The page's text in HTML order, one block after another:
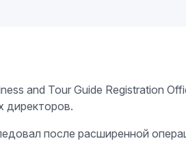
and Tour Guide Registration
директоров.
после расширенной